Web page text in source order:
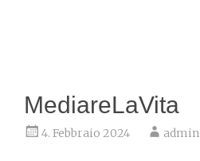
MediareLaVita
4. Febbraio 2024 admin